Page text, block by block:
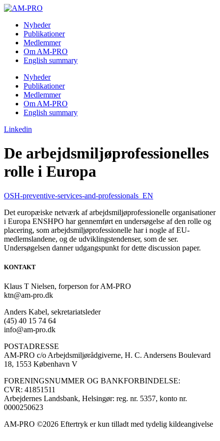
Skip
contentNyheder
Publikationer
Medlemmer
Om AM-PRO
English summary
Nyheder
Publikationer
Medlemmer
Om AM-PRO
English summary
Linkedin
De arbejdsmiljøprofessionelles
rolle i Europa
OSH-preventive-services-and-professionals_EN
Det europæiske netværk af arbejdsmiljøprofessionelle organisationer
i Europa ENSHPO har gennemført en undersøgelse af den rolle og
placering, som arbejdsmiljøprofessionelle har i nogle af EU-
medlemslandene, og de udviklingstendenser, som de ser.
Undersøgelsen danner udgangspunkt for dette discussion paper.
KONTAKT
Klaus T Nielsen, forperson for AM-PRO
ktn@am-pro.dk
Anders Kabel, sekretariatsleder
(45) 40 15 74 64
info@am-pro.dk
POSTADRESSE
AM-PRO c/o Arbejdsmiljørådgiverne, H. C. Andersens Boulevard
18, 1553 København V
FORENINGSNUMMER OG BANKFORBINDELSE:
CVR: 41851511
Arbejdernes Landsbank, Helsingør: reg. nr. 5357, konto nr.
0000250623
AM-PRO ©2026 Eftertryk er kun tilladt med tydelig kildeangivelse